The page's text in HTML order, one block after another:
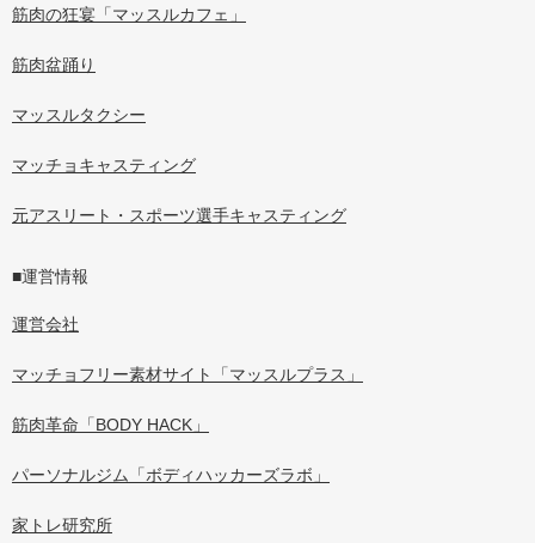
筋肉の狂宴「マッスルカフェ」
筋肉盆踊り
マッスルタクシー
マッチョキャスティング
元アスリート・スポーツ選手キャスティング
■運営情報
運営会社
マッチョフリー素材サイト「マッスルプラス」
筋肉革命「BODY HACK」
パーソナルジム「ボディハッカーズラボ」
家トレ研究所